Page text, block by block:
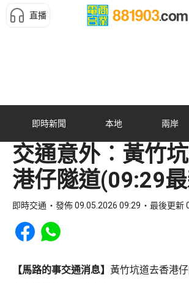
直播
即時新聞 本地 兩岸
交通意外︰黃竹
港仔隧道(09:29
即時交通 發佈 09.05.2026 09:29 最後更新
Share to Facebook
Share to WhatsApp
【馬路的事交通消息】 黃竹坑道去香港